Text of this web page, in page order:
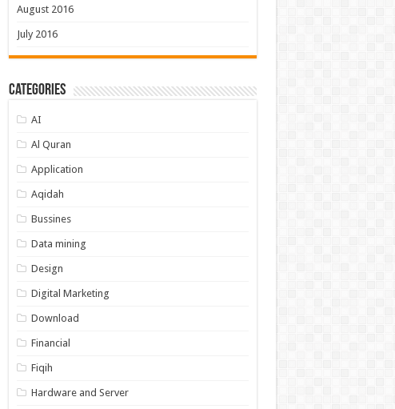
August 2016
July 2016
Categories
AI
Al Quran
Application
Aqidah
Bussines
Data mining
Design
Digital Marketing
Download
Financial
Fiqih
Hardware and Server